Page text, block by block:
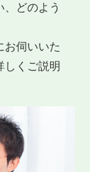
どのよう
お伺いいた
しくご説明